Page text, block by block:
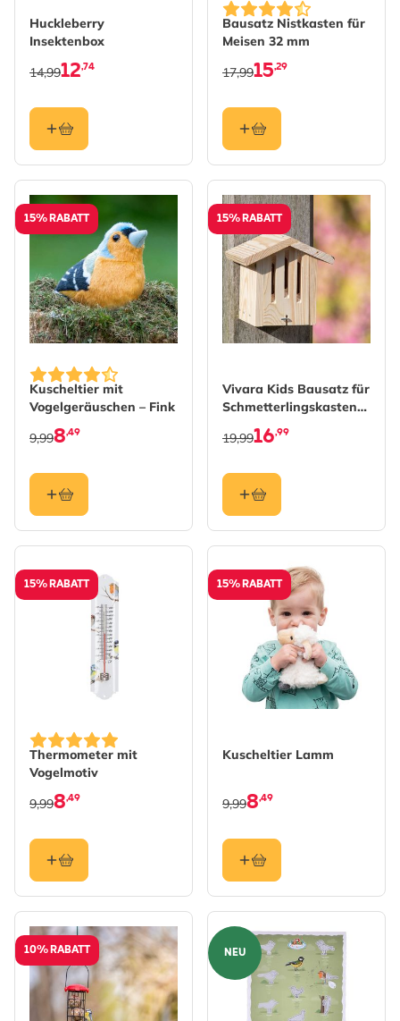
Huckleberry
Insektenbox
12,74
14,99
Bausatz Nistkasten für
Meisen 32 mm
15,29
17,99
15% RABATT
Kuscheltier mit
Vogelgeräuschen – Fink
8,49
9,99
15% RABATT
Vivara Kids Bausatz für
Schmetterlingskasten
Dana16,99
19,99
15% RABATT
Thermometer mit
Vogelmotiv
8,49
9,99
15% RABATT
Kuscheltier Lamm
8,49
9,99
10% RABATT NEU